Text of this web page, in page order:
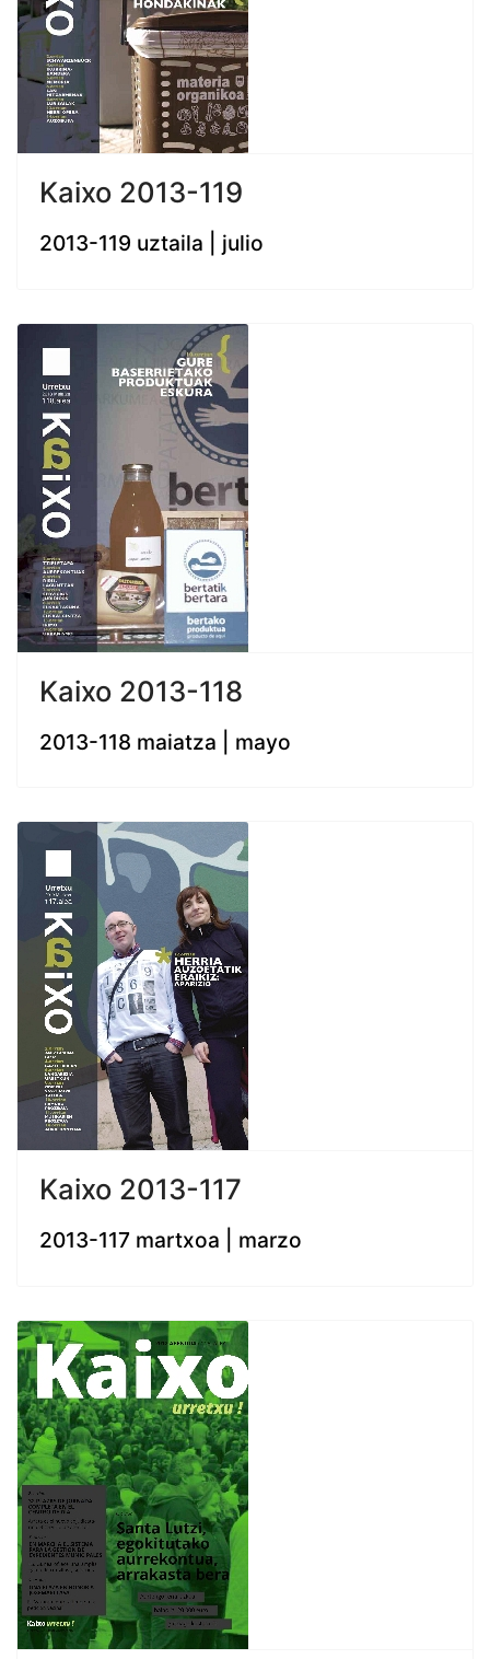
Kaixo 2013-119
2013-119 uztaila | julio
Kaixo 2013-118
2013-118 maiatza | mayo
Kaixo 2013-117
2013-117 martxoa | marzo